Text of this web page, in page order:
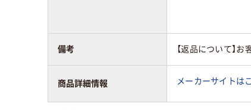
備考 【返品について】
商品詳細情報 メーカーサイトは